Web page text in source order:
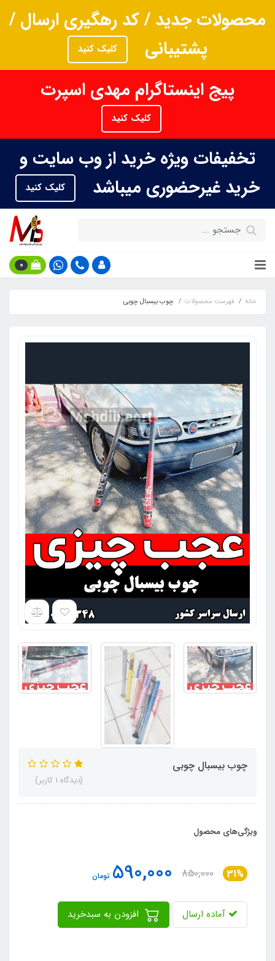
محصولات جدید / کد رهگیری ارسال /
پشتیبانی
کلیک کنید
پیج اینستاگرام مهدی اسپرت
کلیک کنید
تخفیفات ویژه خرید از وب سایت و
خرید غیرحضوری میباشد
کلیک کنید
0
خانه فهرست محصولات چوب بیسبال چوبی
چوب بیسبال چوبی
(دیدگاه 1 کاربر)
ویژگی‌های محصول
31%
850,000
590,000 تومان
آماده ارسال